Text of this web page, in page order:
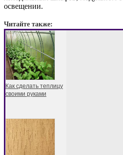
освещении.
Читайте также:
Как сделать теплицу
своими руками